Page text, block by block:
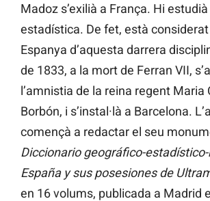
Madoz s’exilià a França. Hi
estadística. De fet, està considerat
Espanya d’aquesta darrera
de 1833, a la mort de Ferran VII,
l’amnistia de la reina regent Maria
Borbón, i s’instal·là a Barcelona.
començà a redactar el seu
Diccionario geográfico-
España y sus posesiones de
en 16 volums, publicada a Madrid